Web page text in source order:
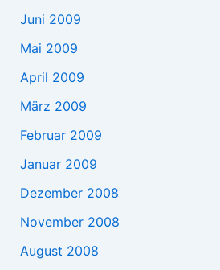
Juni 2009
Mai 2009
April 2009
März 2009
Februar 2009
Januar 2009
Dezember 2008
November 2008
August 2008